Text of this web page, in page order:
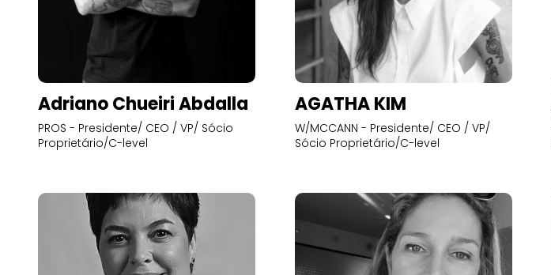
Adriano Chueiri Abdalla
PROS - Presidente/ CEO / VP/ Sócio
Proprietário/C-level
AGATHA KIM
W/MCCANN - Presidente/ CEO / VP/
Sócio Proprietário/C-level